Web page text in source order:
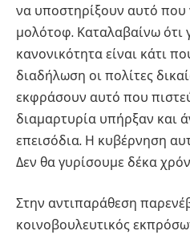
να υποστηρίξουν αυτό που
μολότοφ. Καταλαβαίνω ότι
κανονικότητα είναι κάτι
διαδήλωση οι πολίτες
εκφράσουν αυτό που
διαμαρτυρία υπήρξαν και
επεισόδια. Η κυβέρνηση
Δεν θα γυρίσουμε δέκα
Στην αντιπαράθεση
κοινοβουλευτικός